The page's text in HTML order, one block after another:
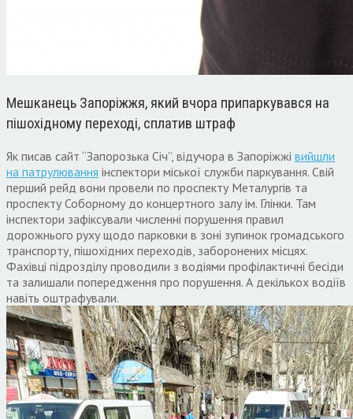
Мешканець Запоріжжя, який вчора припаркувався на
пішохідному переході, сплатив штраф
Як писав сайт “Запорозька Січ”, відучора в Запоріжжі вийшли
на патрулювання інспектори міської служби паркування. Свій
перший рейд вони провели по проспекту Металургів та
проспекту Соборному до концертного залу ім. Глінки. Там
інспектори зафіксували численні порушення правил
дорожнього руху щодо парковки в зоні зупинок громадського
транспорту, пішохідних переходів, заборонених місцях.
Фахівці підрозділу проводили з водіями профілактичні бесіди
та залишали попередження про порушення. А декількох водіїв
навіть оштрафували.